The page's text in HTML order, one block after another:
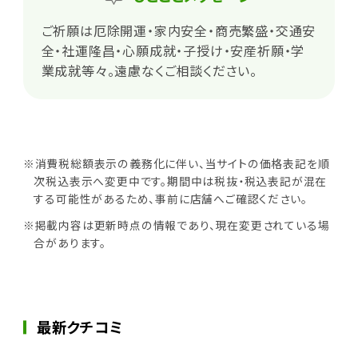
ご祈願は厄除開運・家内安全・商売繁盛・交通安
全・社運隆昌・心願成就・子授け・安産祈願・学
業成就等々。遠慮なくご相談ください。
※消費税総額表示の義務化に伴い、当サイトの価格表記を順
次税込表示へ変更中です。期間中は税抜・税込表記が混在
する可能性があるため、事前に店舗へご確認ください。
※掲載内容は更新時点の情報であり、現在変更されている場
合があります。
最新クチコミ